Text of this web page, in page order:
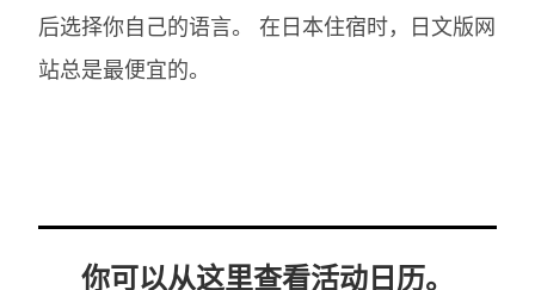
后选择你自己的语言。在日本住宿时，日文版网
站总是最便宜的。
你可以从这里查看活动日历。